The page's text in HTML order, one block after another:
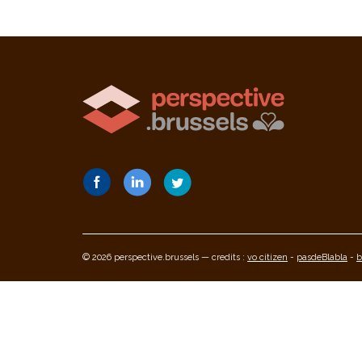
© 2026 perspective.brussels — credits : vo citizen - pasdeBlabla -